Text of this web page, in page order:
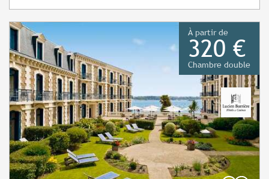
À partir de
320 €
Chambre double